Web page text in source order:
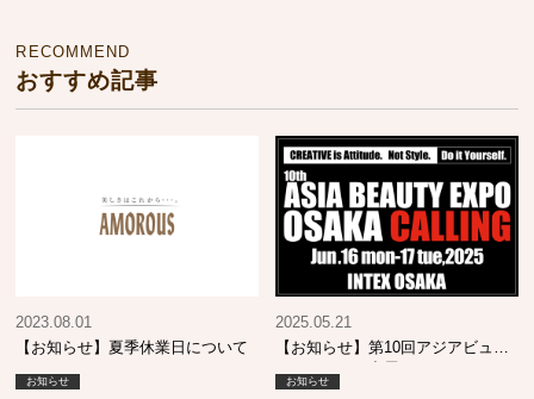
RECOMMEND
おすすめ記事
【お知らせ】夏季休業日について
2023.08.01
お知らせ
【お知らせ】第10回アジアビュー
2025.05.21
お知らせ